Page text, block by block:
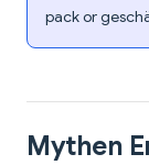
pack or
Mythen